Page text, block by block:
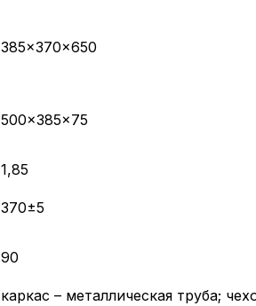
385x370x650
500x385x75
1,85
370±5
90
каркас – металлическая труба;